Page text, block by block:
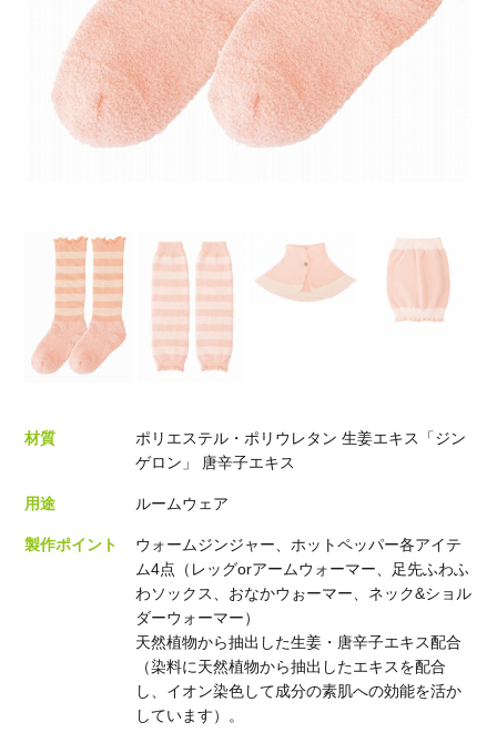
材質
ポリエステル・ポリウレタン 生姜エキス「ジン
ゲロン」 唐辛子エキス
用途 ルームウェア
製作ポイント
ウォームジンジャー、ホットペッパー各アイテ
ム4点（レッグorアームウォーマー、足先ふわふ
わソックス、おなかウぉーマー、ネック&ショル
ダーウォーマー）
天然植物から抽出した生姜・唐辛子エキス配合
（染料に天然植物から抽出したエキスを配合
し、イオン染色して成分の素肌への効能を活か
しています）。